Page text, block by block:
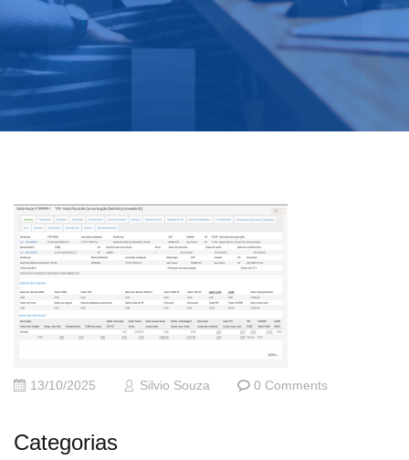
13/10/2025 Silvio Souza 0 Comments
Categorias